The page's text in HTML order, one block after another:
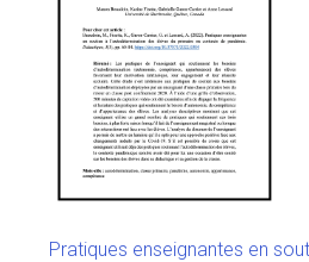
Pratiques enseignantes en